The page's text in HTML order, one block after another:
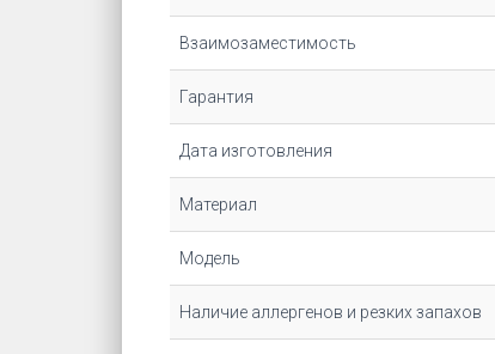
Взаимозаместимость
Гарантия
Дата изготовления
Материал
Модель
Наличие аллергенов и резких запахов